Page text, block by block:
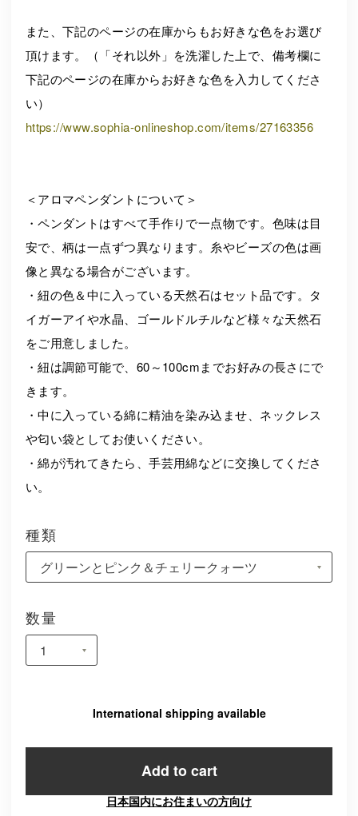
また、下記のページの在庫からもお好きな色をお選び
頂けます。（「それ以外」を洗濯した上で、備考欄に
下記のページの在庫からお好きな色を入力してくださ
い）
https://www.sophia-onlineshop.com/items/27163356
＜アロマペンダントについて＞
・ペンダントはすべて手作りで一点物です。色味は目
安で、柄は一点ずつ異なります。糸やビーズの色は画
像と異なる場合がございます。
・紐の色＆中に入っている天然石はセット品です。タ
イガーアイや水晶、ゴールドルチルなど様々な天然石
をご用意しました。
・紐は調節可能で、60～100cmまでお好みの長さにで
きます。
・中に入っている綿に精油を染み込ませ、ネックレス
や匂い袋としてお使いください。
・綿が汚れてきたら、手芸用綿などに交換してくださ
い。
種類
数量
International shipping available
Add to cart
日本国内にお住まいの方向け